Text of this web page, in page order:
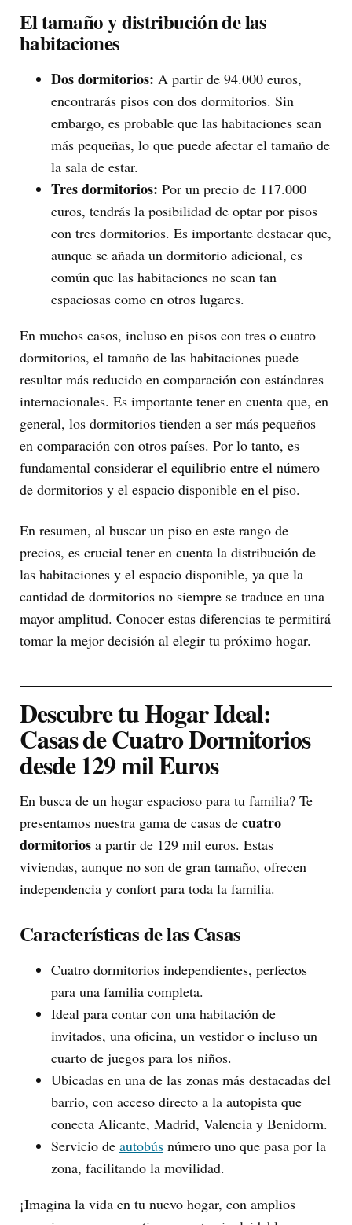
El tamaño y distribución de las
habitaciones
Dos dormitorios: A partir de 94.000 euros,
encontrarás pisos con dos dormitorios. Sin
embargo, es probable que las habitaciones sean
más pequeñas, lo que puede afectar el tamaño de
la sala de estar.
Tres dormitorios: Por un precio de 117.000
euros, tendrás la posibilidad de optar por pisos
con tres dormitorios. Es importante destacar que,
aunque se añada un dormitorio adicional, es
común que las habitaciones no sean tan
espaciosas como en otros lugares.
En muchos casos, incluso en pisos con tres o cuatro
dormitorios, el tamaño de las habitaciones puede
resultar más reducido en comparación con estándares
internacionales. Es importante tener en cuenta que, en
general, los dormitorios tienden a ser más pequeños
en comparación con otros países. Por lo tanto, es
fundamental considerar el equilibrio entre el número
de dormitorios y el espacio disponible en el piso.
En resumen, al buscar un piso en este rango de
precios, es crucial tener en cuenta la distribución de
las habitaciones y el espacio disponible, ya que la
cantidad de dormitorios no siempre se traduce en una
mayor amplitud. Conocer estas diferencias te permitirá
tomar la mejor decisión al elegir tu próximo hogar.
Descubre tu Hogar Ideal:
Casas de Cuatro Dormitorios
desde 129 mil Euros
En busca de un hogar espacioso para tu familia? Te
presentamos nuestra gama de casas de cuatro
dormitorios a partir de 129 mil euros. Estas
viviendas, aunque no son de gran tamaño, ofrecen
independencia y confort para toda la familia.
Características de las Casas
Cuatro dormitorios independientes, perfectos
para una familia completa.
Ideal para contar con una habitación de
invitados, una oficina, un vestidor o incluso un
cuarto de juegos para los niños.
Ubicadas en una de las zonas más destacadas del
barrio, con acceso directo a la autopista que
conecta Alicante, Madrid, Valencia y Benidorm.
Servicio de autobús número uno que pasa por la
zona, facilitando la movilidad.
¡Imagina la vida en tu nuevo hogar, con amplios